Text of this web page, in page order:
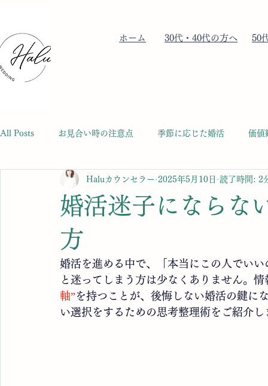
​ホーム ​30代・40代の方へ ​50
All Posts お見合い時の注意点 季節に応じた婚活 価値
30代女性の婚活ポイント 40代女性の婚活ポイント
成婚に向けて
会員様体験談
婚活迷子にならな
方
Haluカウンセラー 2025年5月10日 読了時間: 2
婚活を進める中で、「本当にこの人でい
と迷ってしまう方は少なくありません。
軸” を持つことが、後悔しない婚活の鍵に
い選択をするための思考整理術をご紹介し